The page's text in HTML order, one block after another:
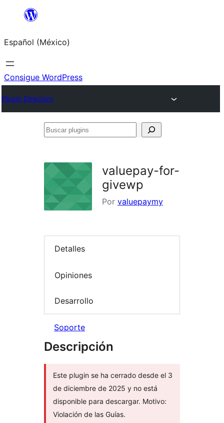
Saltar
contenido
Español (México)
Consigue WordPress
Plugin Directory
Buscar
valuepay-for-
givewp
Por valuepaymy
Detalles
Opiniones
Desarrollo
Soporte
Descripción
Este plugin se ha cerrado desde el 3
de diciembre de 2025 y no está
disponible para descargar. Motivo:
Violación de las Guías.